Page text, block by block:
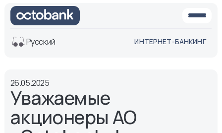
Обычная
версия
белая
версия
Озвучить
Русский ИНТЕРНЕТ-БАНКИНГ
26.05.2025
Уважаемые
акционеры АО